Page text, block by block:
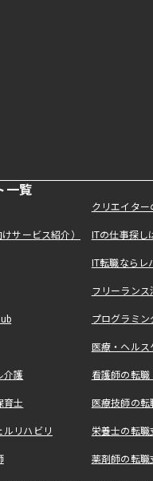
一覧
クリエイタ
サービス紹介） ITの仕事探
IT転職なら
フリーラン
プログラミ
医療・ヘル
介護 看護師の転
育士 医療技師の
ルリハビリ 栄養士の転
薬剤師の転